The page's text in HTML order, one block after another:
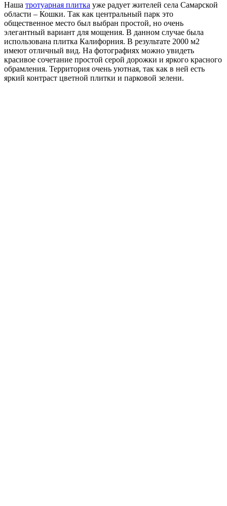
Наша тротуарная плитка уже радует жителей села Самарской
области – Кошки. Так как центральный парк это
общественное место был выбран простой, но очень
элегантный вариант для мощения. В данном случае была
использована плитка Калифорния. В результате 2000 м2
имеют отличный вид. На фотографиях можно увидеть
красивое сочетание простой серой дорожки и яркого красного
обрамления. Территория очень уютная, так как в ней есть
яркий контраст цветной плитки и парковой зелени.